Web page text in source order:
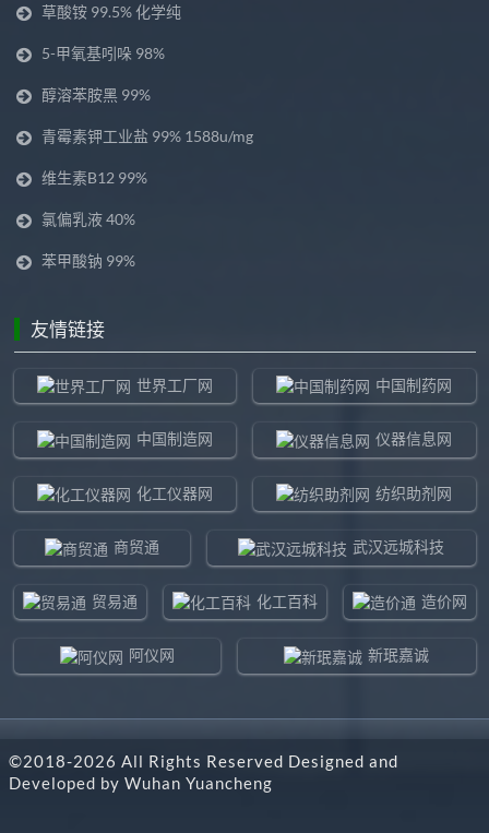
草酸铵 99.5% 化学纯
5-甲氧基吲哚 98%
醇溶苯胺黑 99%
青霉素钾工业盐 99% 1588u/mg
维生素B12 99%
氯偏乳液 40%
苯甲酸钠 99%
友情链接
世界工厂网 中国制药网
中国制造网 仪器信息网
化工仪器网 纺织助剂网
商贸通 武汉远城科技
贸易通 化工百科 造价网
阿仪网 新珉嘉诚
东北制造网 药智通
©2018-2026 All Rights Reserved Designed and
Developed by Wuhan Yuancheng